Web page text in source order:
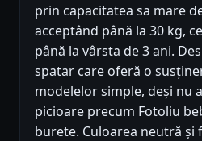
prin capacitatea sa mare
acceptând până la 30 kg,
până la vârsta de 3 ani.
spatar care oferă o
modelelor simple, deși nu
picioare precum Fotoliu
burete. Culoarea neutră și